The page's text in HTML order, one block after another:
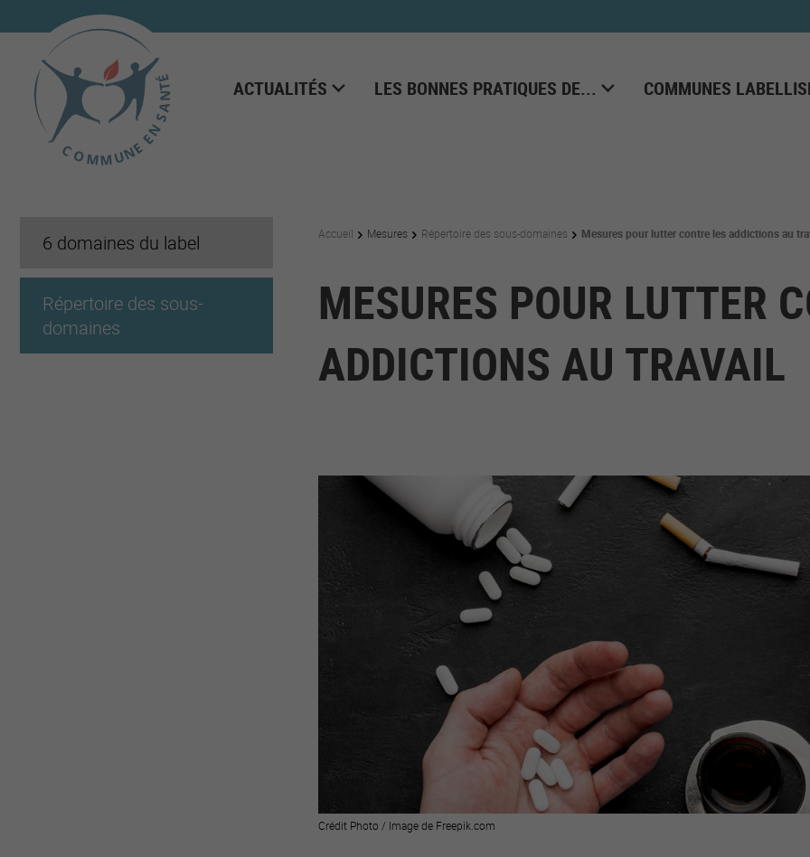
ACTUALITÉS LES BONNES PRATIQUES DE... COMMUNES
6 domaines du label
Répertoire des sous-
domaines
Accueil Mesures Répertoire des sous-domaines Mesures pour lutter contre les addictions au
MESURES POUR LUTTER
ADDICTIONS AU TRAVAIL
Crédit Photo / Image de Freepik.com